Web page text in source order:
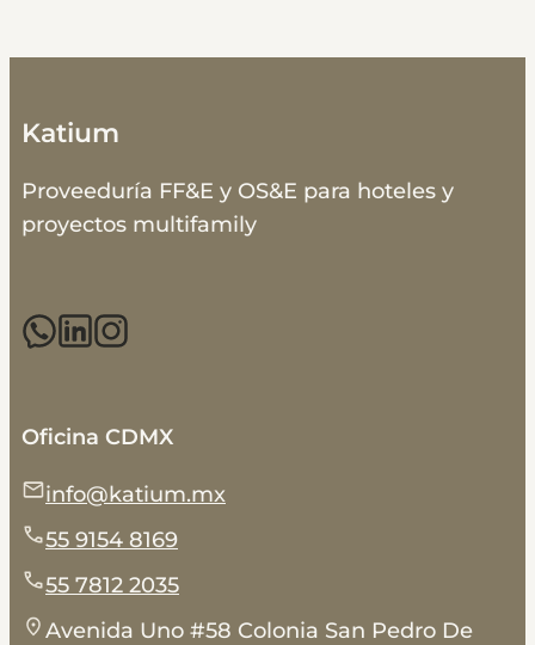
Katium
Proveeduría FF&E y OS&E para hoteles y
proyectos multifamily
Oficina CDMX
info@katium.mx
55 9154 8169
55 7812 2035
Avenida Uno #58 Colonia San Pedro De